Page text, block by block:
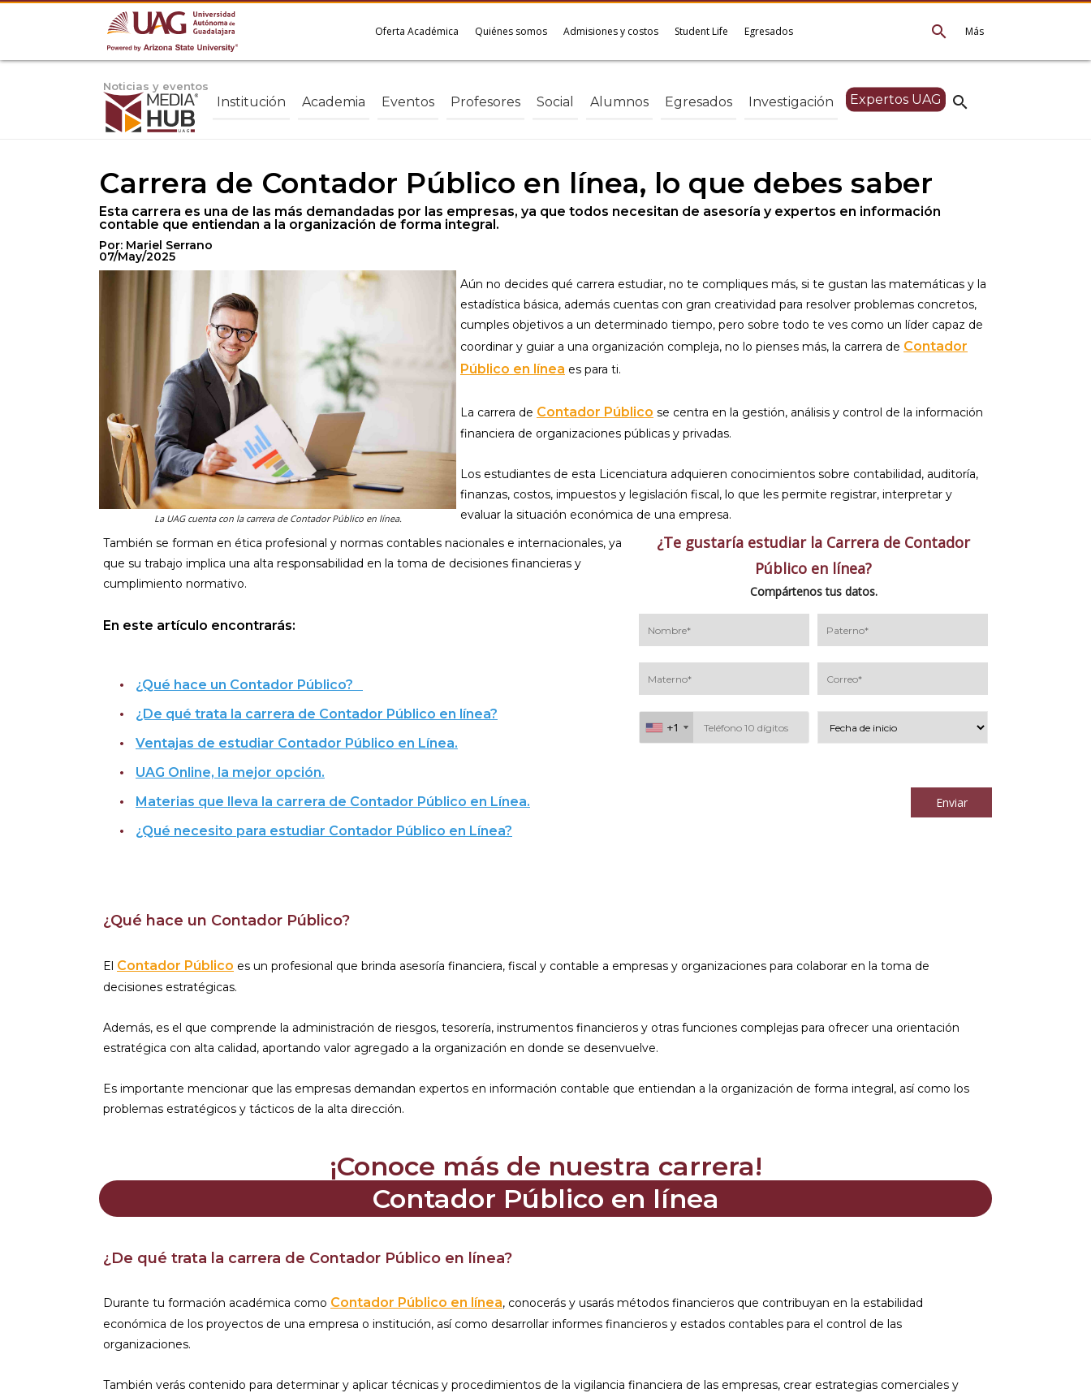
Más
search
Oferta Académica Quiénes somos Admisiones y costos Student Life Egresados
Noticias y eventos
search
Institución Academia Eventos Profesores Social Alumnos Egresados Investigación Expertos UAG
Carrera de Contador Público en línea, lo que debes saber
Esta carrera es una de las más demandadas por las empresas, ya que todos necesitan de asesoría y expertos en información
contable que entiendan a la organización de forma integral.
Por: Mariel Serrano
07/May/2025
La UAG cuenta con la carrera de Contador Público en línea.
Aún no decides qué carrera estudiar, no te compliques más, si te gustan las matemáticas y la
estadística básica, además cuentas con gran creatividad para resolver problemas concretos,
cumples objetivos a un determinado tiempo, pero sobre todo te ves como un líder capaz de
coordinar y guiar a una organización compleja, no lo pienses más, la carrera de Contador
Público en línea es para ti.
La carrera de Contador Público se centra en la gestión, análisis y control de la información
financiera de organizaciones públicas y privadas.
Los estudiantes de esta Licenciatura adquieren conocimientos sobre contabilidad, auditoría,
finanzas, costos, impuestos y legislación fiscal, lo que les permite registrar, interpretar y
evaluar la situación económica de una empresa.
También se forman en ética profesional y normas contables nacionales e internacionales, ya
que su trabajo implica una alta responsabilidad en la toma de decisiones financieras y
cumplimiento normativo.
En este artículo encontrarás:
¿Qué hace un Contador Público?
¿De qué trata la carrera de Contador Público en línea?
Ventajas de estudiar Contador Público en Línea.
UAG Online, la mejor opción.
Materias que lleva la carrera de Contador Público en Línea.
¿Qué necesito para estudiar Contador Público en Línea?
¿Te gustaría estudiar la Carrera de Contador
Público en línea?
Compártenos tus datos.
+1
+1
Enviar
¿Qué hace un Contador Público?
El Contador Público es un profesional que brinda asesoría financiera, fiscal y contable a empresas y organizaciones para colaborar en la toma de
decisiones estratégicas.
Además, es el que comprende la administración de riesgos, tesorería, instrumentos financieros y otras funciones complejas para ofrecer una orientación
estratégica con alta calidad, aportando valor agregado a la organización en donde se desenvuelve.
Es importante mencionar que las empresas demandan expertos en información contable que entiendan a la organización de forma integral, así como los
problemas estratégicos y tácticos de la alta dirección.
¡Conoce más de nuestra carrera!
Contador Público en línea
¿De qué trata la carrera de Contador Público en línea?
Durante tu formación académica como Contador Público en línea, conocerás y usarás métodos financieros que contribuyan en la estabilidad
económica de los proyectos de una empresa o institución, así como desarrollar informes financieros y estados contables para el control de las
organizaciones.
También verás contenido para determinar y aplicar técnicas y procedimientos de la vigilancia financiera de las empresas, crear estrategias comerciales y